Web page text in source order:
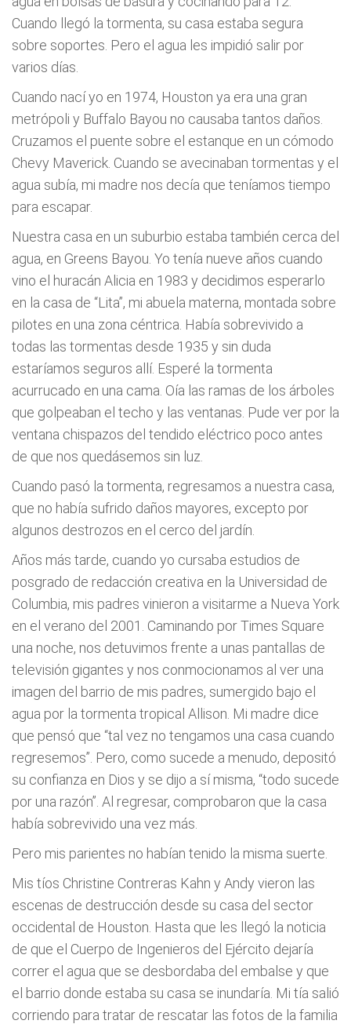
Cuando llegó la tormenta, su casa estaba segura
sobre soportes. Pero el agua les impidió salir por
varios días.
Cuando nací yo en 1974, Houston ya era una gran
metrópoli y Buffalo Bayou no causaba tantos daños.
Cruzamos el puente sobre el estanque en un cómodo
Chevy Maverick. Cuando se avecinaban tormentas y el
agua subía, mi madre nos decía que teníamos tiempo
para escapar.
Nuestra casa en un suburbio estaba también cerca del
agua, en Greens Bayou. Yo tenía nueve años cuando
vino el huracán Alicia en 1983 y decidimos esperarlo
en la casa de “Lita”, mi abuela materna, montada sobre
pilotes en una zona céntrica. Había sobrevivido a
todas las tormentas desde 1935 y sin duda
estaríamos seguros allí. Esperé la tormenta
acurrucado en una cama. Oía las ramas de los árboles
que golpeaban el techo y las ventanas. Pude ver por la
ventana chispazos del tendido eléctrico poco antes
de que nos quedásemos sin luz.
Cuando pasó la tormenta, regresamos a nuestra casa,
que no había sufrido daños mayores, excepto por
algunos destrozos en el cerco del jardín.
Años más tarde, cuando yo cursaba estudios de
posgrado de redacción creativa en la Universidad de
Columbia, mis padres vinieron a visitarme a Nueva York
en el verano del 2001. Caminando por Times Square
una noche, nos detuvimos frente a unas pantallas de
televisión gigantes y nos conmocionamos al ver una
imagen del barrio de mis padres, sumergido bajo el
agua por la tormenta tropical Allison. Mi madre dice
que pensó que “tal vez no tengamos una casa cuando
regresemos”. Pero, como sucede a menudo, depositó
su confianza en Dios y se dijo a sí misma, “todo sucede
por una razón”. Al regresar, comprobaron que la casa
había sobrevivido una vez más.
Pero mis parientes no habían tenido la misma suerte.
Mis tíos Christine Contreras Kahn y Andy vieron las
escenas de destrucción desde su casa del sector
occidental de Houston. Hasta que les llegó la noticia
de que el Cuerpo de Ingenieros del Ejército dejaría
correr el agua que se desbordaba del embalse y que
el barrio donde estaba su casa se inundaría. Mi tía salió
corriendo para tratar de rescatar las fotos de la familia